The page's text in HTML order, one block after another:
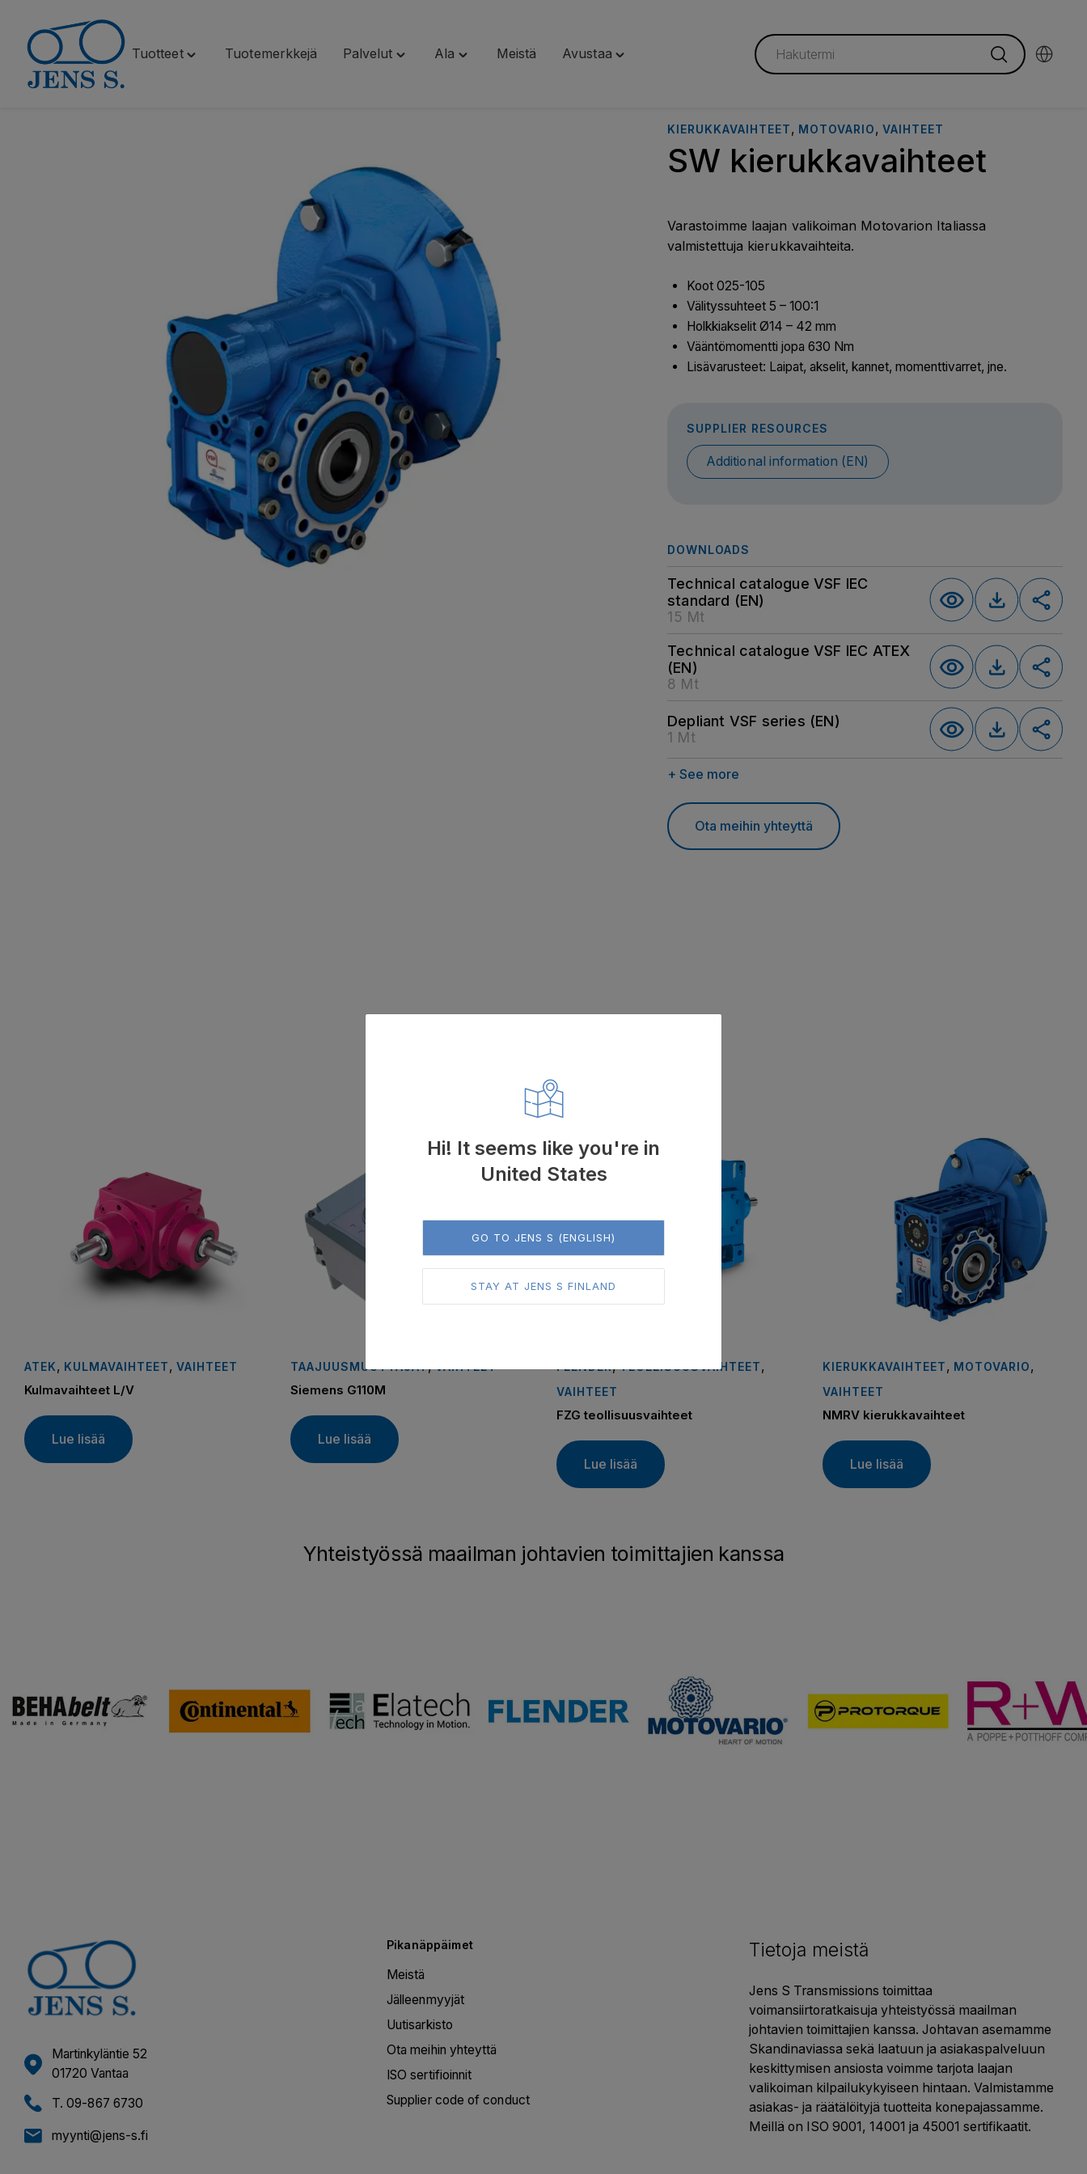
Siirry
sisältöön
Tuotteet
Toggle
Tuotemerkkejä Palvelut
Toggle
Ala
Toggle
Meistä Avustaa
Toggle
KIERUKKAVAIHTEET, MOTOVARIO, VAIHTEET
SW kierukkavaihteet
Varastoimme laajan valikoiman Motovarion Italiassa
valmistettuja kierukkavaihteita.
Koot 025-105
Välityssuhteet 5 – 100:1
Holkkiakselit Ø14 – 42 mm
Vääntömomentti jopa 630 Nm
Lisävarusteet: Laipat, akselit, kannet, momenttivarret, jne.
SUPPLIER RESOURCES
Additional information (EN)
DOWNLOADS
Technical catalogue VSF IEC
standard (EN)
15 Mt
Technical catalogue VSF IEC ATEX
(EN)
8 Mt
Depliant VSF series (EN)
1 Mt
+ See more
Ota meihin yhteyttä
ATEK, KULMAVAIHTEET, VAIHTEET
Kulmavaihteet L/V
Lue lisää
TAAJUUSMUUTTAJAT,VAIHTEET
Siemens G110M
Lue lisää
FLENDER,TEOLLISUUSVAIHTEET,
VAIHTEET
FZG teollisuusvaihteet
Lue lisää
KIERUKKAVAIHTEET, MOTOVARIO,
VAIHTEET
NMRV kierukkavaihteet
Lue lisää
Yhteistyössä maailman johtavien toimittajien kanssa
Martinkyläntie 52
01720 Vantaa
T. 09-867 6730
myynti@jens-s.fi
Pikanäppäimet
Meistä
Jälleenmyyjät
Uutisarkisto
Ota meihin yhteyttä
ISO sertifioinnit
Supplier code of conduct
Tietoja meistä
Jens S Transmissions toimittaa
voimansiirtoratkaisuja yhteistyössä maailman
johtavien toimittajien kanssa. Johtavan asemamme
Skandinaviassa sekä laatuun ja asiakaspalveluun
keskittymisen ansiosta voimme tarjota laajan
valikoiman kilpailukykyiseen hintaan. Valmistamme
asiakas- ja räätälöityjä tuotteita konepajassamme.
Meillä on ISO 9001, 14001 ja 45001 sertifikaatit.
Hi! It seems like you're in
United States
GO TO JENS S (ENGLISH)
STAY AT JENS S FINLAND